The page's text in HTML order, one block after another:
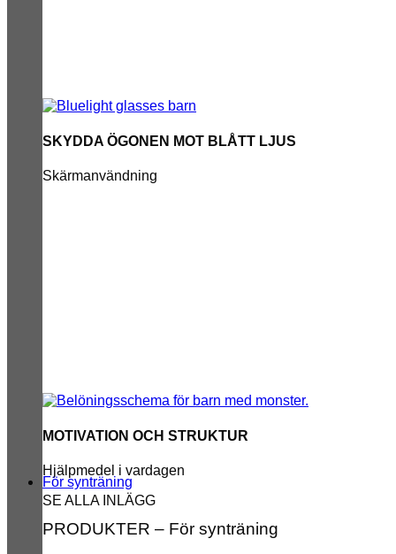
SKYDDA ÖGONEN MOT BLÅTT LJUS
Skärmanvändning
MOTIVATION OCH STRUKTUR
Hjälpmedel i vardagen
SE ALLA INLÄGG
För synträning
PRODUKTER – För synträning